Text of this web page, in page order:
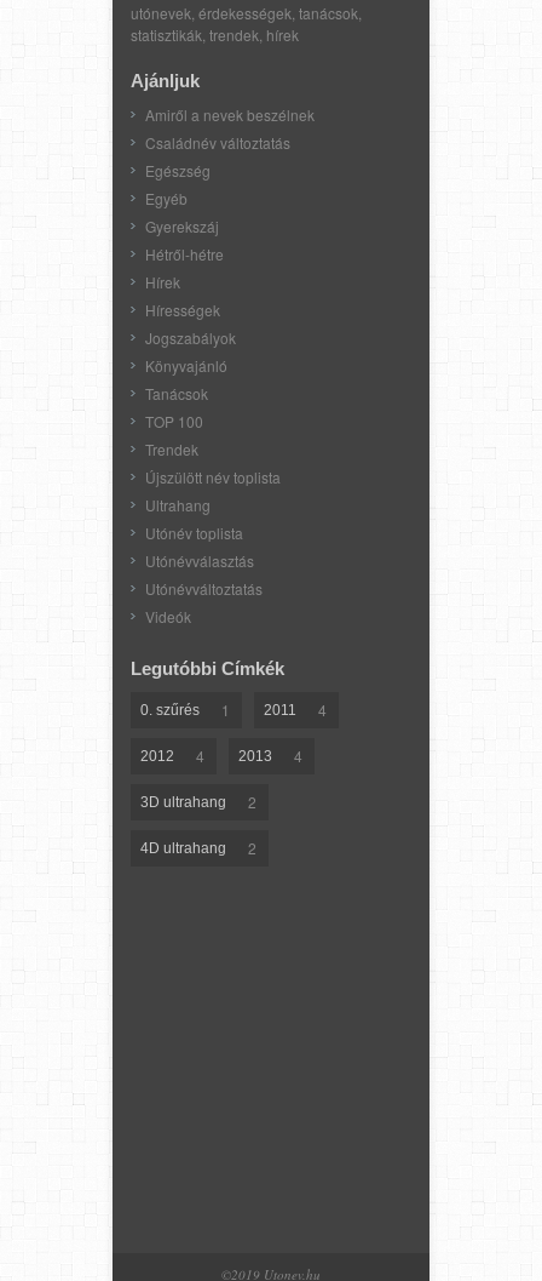
utónevek, érdekességek, tanácsok,
statisztikák, trendek, hírek
Ajánljuk
Amiről a nevek beszélnek
Családnév változtatás
Egészség
Egyéb
Gyerekszáj
Hétről-hétre
Hírek
Hírességek
Jogszabályok
Könyvajánló
Tanácsok
TOP 100
Trendek
Újszülött név toplista
Ultrahang
Utónév toplista
Utónévválasztás
Utónévváltoztatás
Videók
Legutóbbi Címkék
0. szűrés 1 2011 4
2012 4 2013 4
3D ultrahang 2
4D ultrahang 2
©2019 Utonev.hu